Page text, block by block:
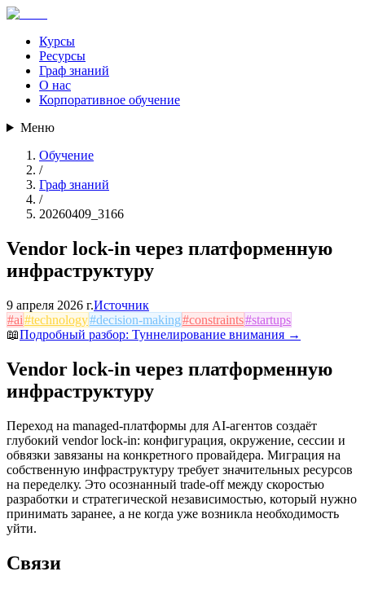
Курсы
Ресурсы
Граф знаний
О нас
Корпоративное обучение
Меню
Обучение
/
Граф знаний
/
20260409_3166
Vendor lock-in через платформенную
инфраструктуру
9 апреля 2026 г.Источник
#ai#technology#decision-making#constraints#startups
📖Подробный разбор: Туннелирование внимания →
Vendor lock-in через платформенную
инфраструктуру
Переход на managed-платформы для AI-агентов создаёт
глубокий vendor lock-in: конфигурация, окружение, сессии и
обвязки завязаны на конкретного провайдера. Миграция на
собственную инфраструктуру требует значительных ресурсов
на переделку. Это осознанный trade-off между скоростью
разработки и стратегической независимостью, который нужно
принимать заранее, а не когда уже возникла необходимость
уйти.
Связи